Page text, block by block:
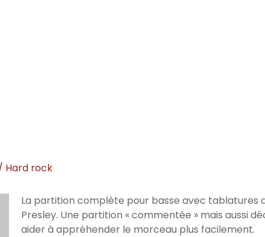
Hard rock
La partition complète pour basse avec tablatures
Presley. Une partition « commentée » mais aussi
aider à appréhender le morceau plus facilement.